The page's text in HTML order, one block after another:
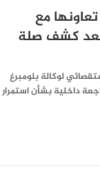
مع
كشف صلة
لوكالة بلومبرغ
داخلية بشأن استمرار